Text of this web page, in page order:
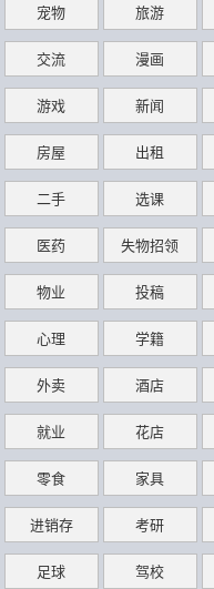
宠物 旅游
交流 漫画
游戏 新闻
房屋 出租
二手 选课
医药 失物招领
物业 投稿
心理 学籍
外卖 酒店
就业 花店
零食 家具
进销存 考研
足球 驾校